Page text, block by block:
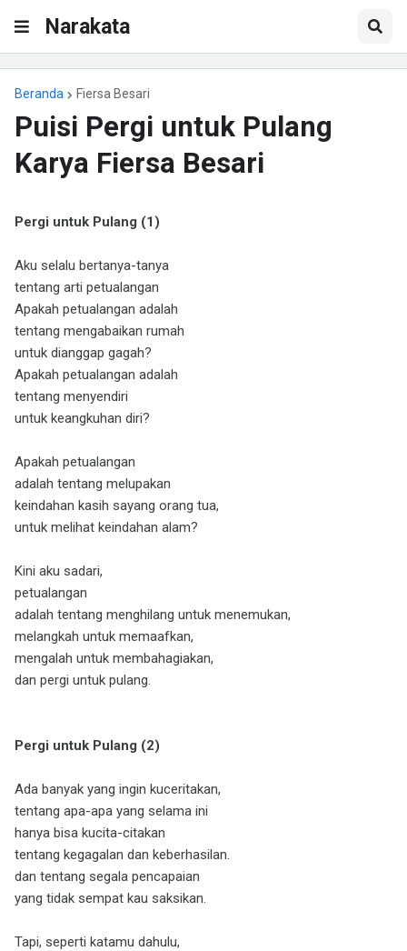
Narakata
Beranda Fiersa Besari
Puisi Pergi untuk Pulang
Karya Fiersa Besari
Pergi untuk Pulang (1)
Aku selalu bertanya-tanya
tentang arti petualangan
Apakah petualangan adalah
tentang mengabaikan rumah
untuk dianggap gagah?
Apakah petualangan adalah
tentang menyendiri
untuk keangkuhan diri?
Apakah petualangan
adalah tentang melupakan
keindahan kasih sayang orang tua,
untuk melihat keindahan alam?
Kini aku sadari,
petualangan
adalah tentang menghilang untuk menemukan,
melangkah untuk memaafkan,
mengalah untuk membahagiakan,
dan pergi untuk pulang.
Pergi untuk Pulang (2)
Ada banyak yang ingin kuceritakan,
tentang apa-apa yang selama ini
hanya bisa kucita-citakan
tentang kegagalan dan keberhasilan.
dan tentang segala pencapaian
yang tidak sempat kau saksikan.
Tapi, seperti katamu dahulu,